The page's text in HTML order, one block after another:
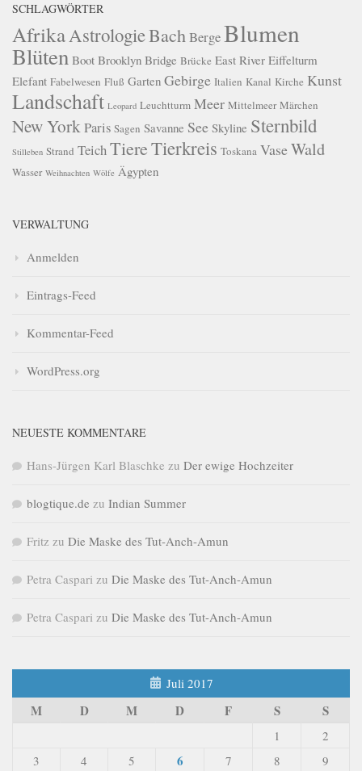
SCHLAGWÖRTER
AfrikaAstrologieBachBergeBlumen
Blüten Boot Brooklyn Bridge Brücke East River Eiffelturm
Elefant Fabelwesen Fluß Garten Gebirge Italien Kanal Kirche Kunst
Landschaft Leopard Leuchtturm Meer Mittelmeer Märchen
New YorkParis Sagen Savanne See Skyline Sternbild
Stilleben Strand TeichTiereTierkreis Toskana VaseWald
Wasser Weihnachten Wölfe Ägypten
VERWALTUNG
Anmelden
Eintrags-Feed
Kommentar-Feed
WordPress.org
NEUESTE KOMMENTARE
Hans-Jürgen Karl Blaschke zu Der ewige Hochzeiter
blogtique.de zu Indian Summer
Fritz zu Die Maske des Tut-Anch-Amun
Petra Caspari zu Die Maske des Tut-Anch-Amun
Petra Caspari zu Die Maske des Tut-Anch-Amun
Juli 2017
M D M D F S S
1
2
3
4 5 6 7 8
9